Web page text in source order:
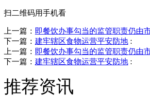
扫二维码用手机看
上一篇： 即餐饮办事勾当的监管职责仍由
下一篇： 建牢辖区食物运营平安防地 :
上一篇： 即餐饮办事勾当的监管职责仍由
下一篇： 建牢辖区食物运营平安防地 :
推荐资讯